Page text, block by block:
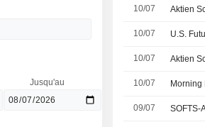
10/07 Aktien
10/07 U.S.
10/07 Aktien
10/07 Morning
09/07
Jusqu'au